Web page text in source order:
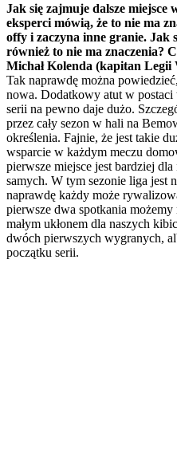
Jak się zajmuje dalsze miejsce
eksperci mówią, że to nie ma
offy i zaczyna inne granie. Jak
również to nie ma znaczenia?
Michał Kolenda (kapitan Legii
Tak naprawdę można
nowa. Dodatkowy atut w postaci
serii na pewno daje dużo.
przez cały sezon w hali na
określenia. Fajnie, że jest takie
wsparcie w każdym meczu
pierwsze miejsce jest bardziej
samych. W tym sezonie liga jest
naprawdę każdy może
pierwsze dwa spotkania
małym ukłonem dla naszych
dwóch pierwszych wygranych,
początku serii.